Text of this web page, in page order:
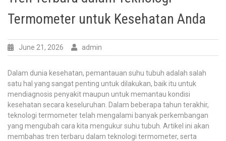
Termometer untuk Kesehatan Anda
June 21, 2026 admin
Dalam dunia kesehatan, pemantauan suhu tubuh adalah salah
satu hal yang sangat penting untuk dilakukan, baik itu untuk
mendiagnosis penyakit maupun untuk memantau kondisi
kesehatan secara keseluruhan. Dalam beberapa tahun terakhir,
teknologi termometer telah mengalami banyak perkembangan
yang mengubah cara kita mengukur suhu tubuh. Artikel ini akan
membahas tren terbaru dalam teknologi termometer, serta